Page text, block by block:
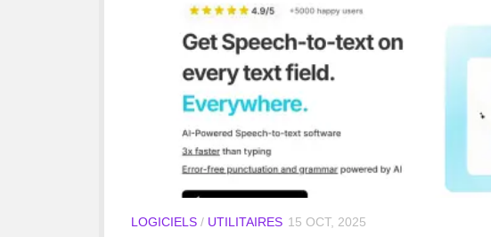
LOGICIELS/ UTILITAIRES 15 OCT, 2025